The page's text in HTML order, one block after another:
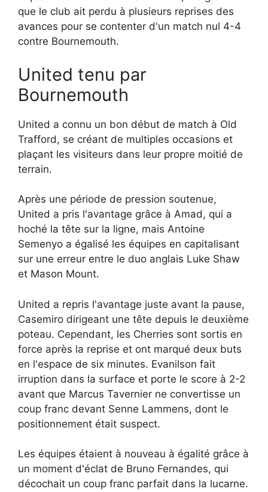
que le club ait perdu à plusieurs reprises des
avances pour se contenter d'un match nul 4-4
contre Bournemouth.
United tenu par
Bournemouth
United a connu un bon début de match à Old
Trafford, se créant de multiples occasions et
plaçant les visiteurs dans leur propre moitié de
terrain.
Après une période de pression soutenue,
United a pris l'avantage grâce à Amad, qui a
hoché la tête sur la ligne, mais Antoine
Semenyo a égalisé les équipes en capitalisant
sur une erreur entre le duo anglais Luke Shaw
et Mason Mount.
United a repris l'avantage juste avant la pause,
Casemiro dirigeant une tête depuis le deuxième
poteau. Cependant, les Cherries sont sortis en
force après la reprise et ont marqué deux buts
en l'espace de six minutes. Evanilson fait
irruption dans la surface et porte le score à 2-2
avant que Marcus Tavernier ne convertisse un
coup franc devant Senne Lammens, dont le
positionnement était suspect.
Les équipes étaient à nouveau à égalité grâce à
un moment d'éclat de Bruno Fernandes, qui
décochait un coup franc parfait dans la lucarne.